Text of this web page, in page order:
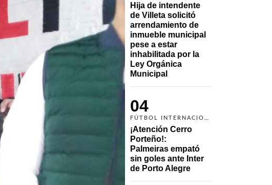
Hija de intendente
de Villeta solicitó
arrendamiento de
inmueble municipal
pese a estar
inhabilitada por la
Ley Orgánica
Municipal
04
¡Atención Cerro
Porteño!:
Palmeiras empató
sin goles ante Inter
de Porto Alegre